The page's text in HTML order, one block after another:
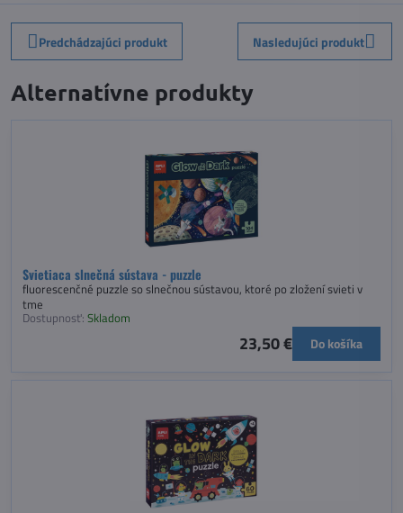
Predchádzajúci produkt Nasledujúci produkt
Alternatívne produkty
Svietiaca slnečná sústava - puzzle
fluorescenčné puzzle so slnečnou sústavou, ktoré po zložení svieti v
tme
Dostupnosť: Skladom
23,50 € Do košíka